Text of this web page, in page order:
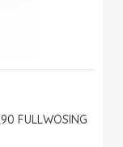
FULLWOSING